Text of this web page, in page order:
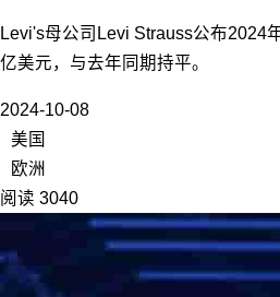
Levi's母公司Levi Strauss公布2024
亿美元，与去年同期持平。
2024-10-08
美国
欧洲
阅读 3040